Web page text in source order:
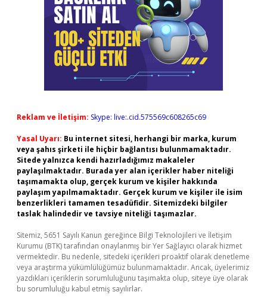
Reklam ve İletişim: Skype: live:.cid.575569c608265c69
Yasal Uyarı: Bu internet sitesi, herhangi bir marka, kurum
veya şahıs şirketi ile hiçbir bağlantısı bulunmamaktadır.
Sitede yalnızca kendi hazırladığımız makaleler
paylaşılmaktadır. Burada yer alan içerikler haber niteliği
taşımamakta olup, gerçek kurum ve kişiler hakkında
paylaşım yapılmamaktadır. Gerçek kurum ve kişiler ile isim
benzerlikleri tamamen tesadüfidir. Sitemizdeki bilgiler
taslak halindedir ve tavsiye niteliği taşımazlar.
Sitemiz, 5651 Sayılı Kanun gereğince Bilgi Teknolojileri ve İletişim
Kurumu (BTK) tarafından onaylanmış bir Yer Sağlayıcı olarak hizmet
vermektedir. Bu nedenle, sitedeki içerikleri proaktif olarak denetleme
veya araştırma yükümlülüğümüz bulunmamaktadır. Ancak, üyelerimiz
yazdıkları içeriklerin sorumluluğunu taşımakta olup, siteye üye olarak
bu sorumluluğu kabul etmiş sayılırlar.